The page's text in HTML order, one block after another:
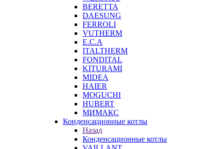
BERETTA
DAESUNG
FERROLI
VUTHERM
E.C.A
ITALTHERM
FONDITAL
KITURAMI
MIDEA
HAIER
MOGUCHI
HUBERT
МИМАКС
Конденсационные котлы
Назад
Конденсационные котлы